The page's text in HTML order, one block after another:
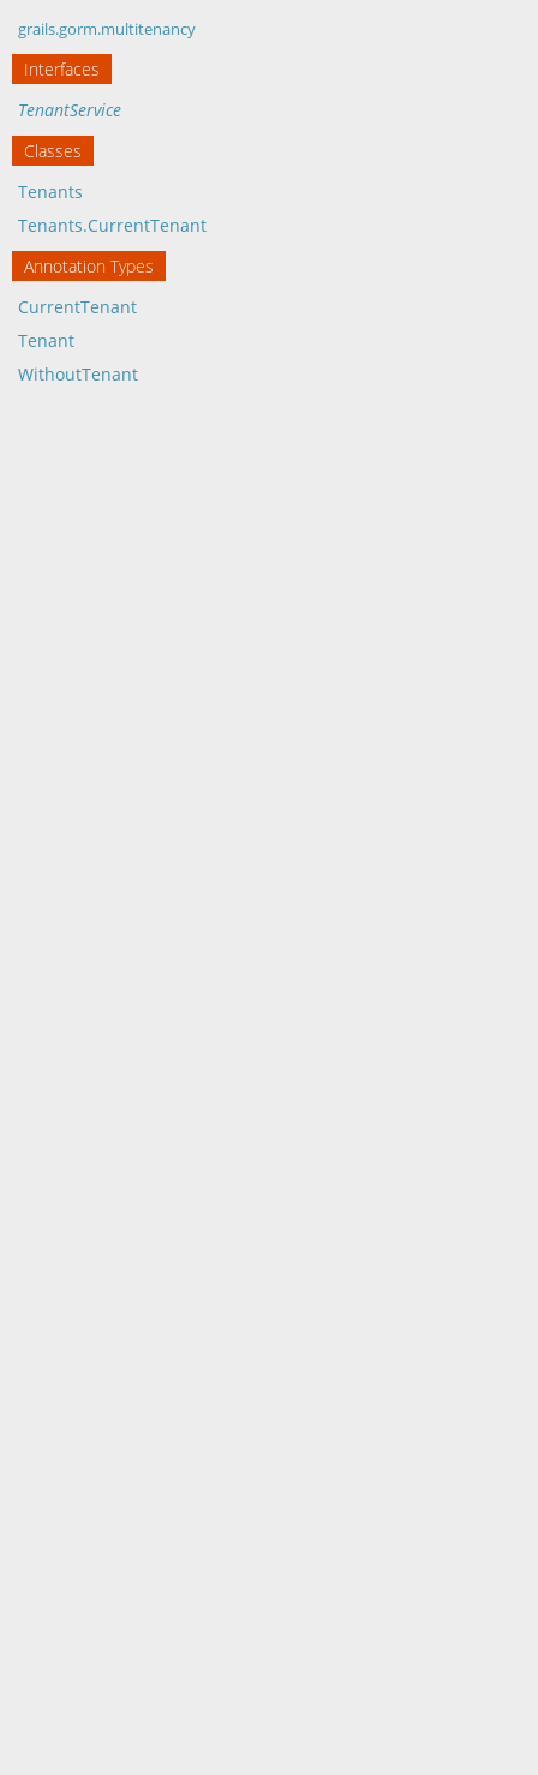
grails.gorm.multitenancy
Interfaces
TenantService
Classes
Tenants
Tenants.CurrentTenant
Annotation Types
CurrentTenant
Tenant
WithoutTenant